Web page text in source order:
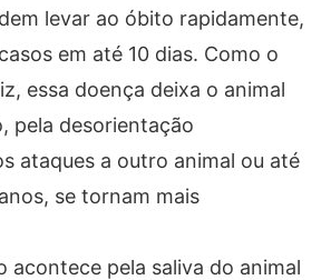
levar ao óbito rapidamente,
em até 10 dias. Como o
essa doença deixa o animal
pela desorientação
ataques a outro animal ou até
se tornam mais
acontece pela saliva do animal